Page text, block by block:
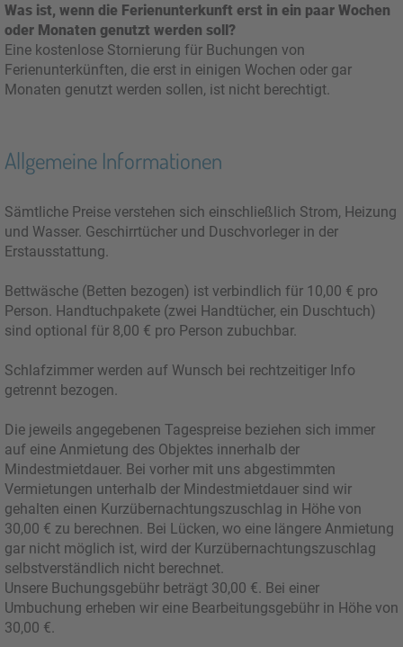
Was ist, wenn die Ferienunterkunft erst in ein paar Wochen
oder Monaten genutzt werden soll?
Eine kostenlose Stornierung für Buchungen von
Ferienunterkünften, die erst in einigen Wochen oder gar
Monaten genutzt werden sollen, ist nicht berechtigt.
Allgemeine Informationen
Sämtliche Preise verstehen sich einschließlich Strom, Heizung
und Wasser. Geschirrtücher und Duschvorleger in der
Erstausstattung.
Bettwäsche (Betten bezogen) ist verbindlich für 10,00 € pro
Person. Handtuchpakete (zwei Handtücher, ein Duschtuch)
sind optional für 8,00 € pro Person zubuchbar.
Schlafzimmer werden auf Wunsch bei rechtzeitiger Info
getrennt bezogen.
Die jeweils angegebenen Tagespreise beziehen sich immer
auf eine Anmietung des Objektes innerhalb der
Mindestmietdauer. Bei vorher mit uns abgestimmten
Vermietungen unterhalb der Mindestmietdauer sind wir
gehalten einen Kurzübernachtungszuschlag in Höhe von
30,00 € zu berechnen. Bei Lücken, wo eine längere Anmietung
gar nicht möglich ist, wird der Kurzübernachtungszuschlag
selbstverständlich nicht berechnet.
Unsere Buchungsgebühr beträgt 30,00 €. Bei einer
Umbuchung erheben wir eine Bearbeitungsgebühr in Höhe von
30,00 €.